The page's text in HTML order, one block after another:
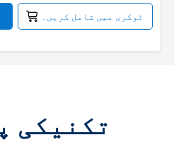
ٹوکری میں شامل کریں۔
تکنیکی